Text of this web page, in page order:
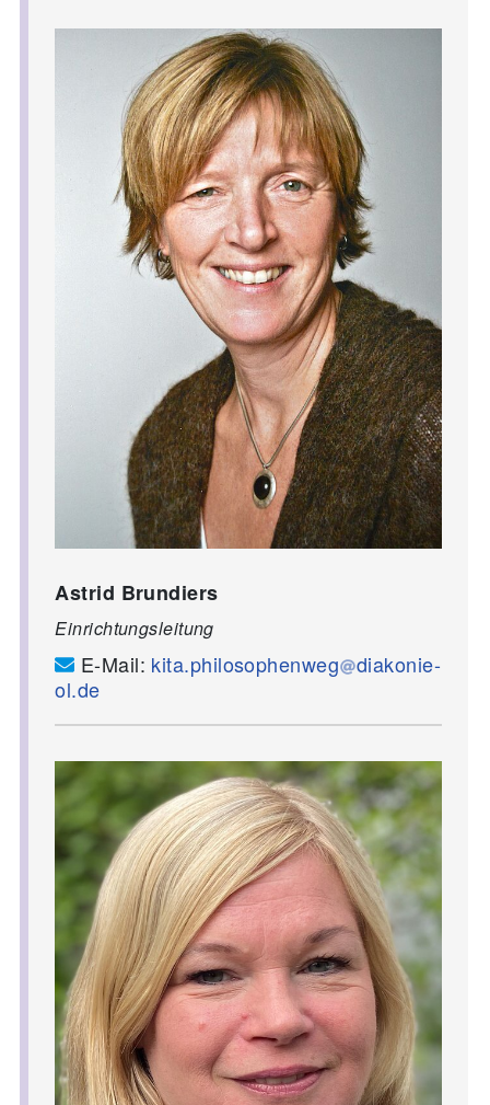
Astrid Brundiers
Einrichtungsleitung
E-Mail: kita.philosophenweg
diakonie-
ol.de